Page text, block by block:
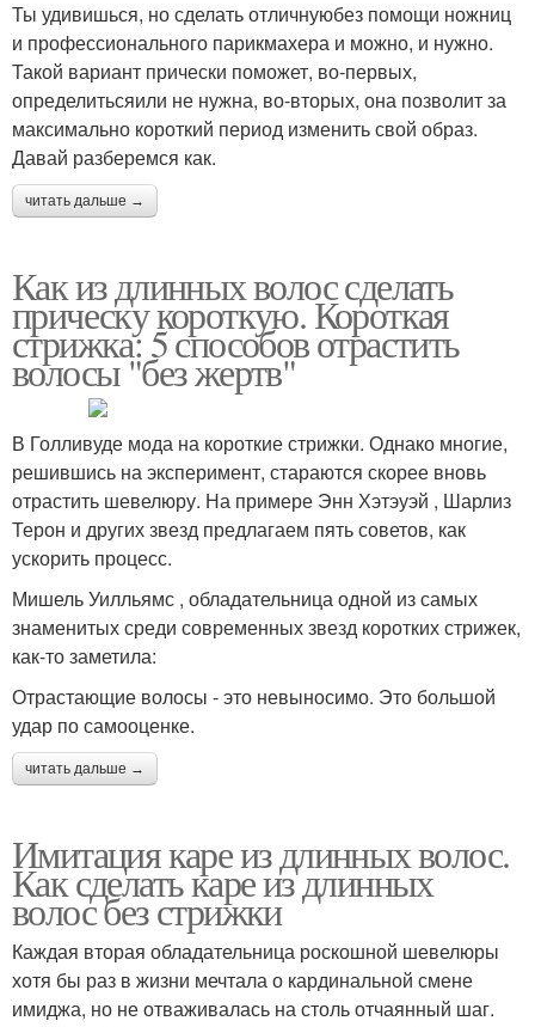
Ты удивишься, но сделать отличнуюбез помощи ножниц
и профессионального парикмахера и можно, и нужно.
Такой вариант прически поможет, во-первых,
определитьсяили не нужна, во-вторых, она позволит за
максимально короткий период изменить свой образ.
Давай разберемся как.
читать дальше →
Как из длинных волос сделать
прическу короткую. Короткая
стрижка: 5 способов отрастить
волосы "без жертв"
В Голливуде мода на короткие стрижки. Однако многие,
решившись на эксперимент, стараются скорее вновь
отрастить шевелюру. На примере Энн Хэтэуэй , Шарлиз
Терон и других звезд предлагаем пять советов, как
ускорить процесс.
Мишель Уилльямс , обладательница одной из самых
знаменитых среди современных звезд коротких стрижек,
как-то заметила:
Отрастающие волосы - это невыносимо. Это большой
удар по самооценке.
читать дальше →
Имитация каре из длинных волос.
Как сделать каре из длинных
волос без стрижки
Каждая вторая обладательница роскошной шевелюры
хотя бы раз в жизни мечтала о кардинальной смене
имиджа, но не отваживалась на столь отчаянный шаг.